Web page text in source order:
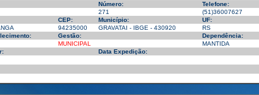
Número:
Telefone:
271
(51)36007627
CEP: Município:
UF:
94235000 GRAVATAI - IBGE - 430920
RS
Gestão:
Dependência:
MUNICIPAL
MANTIDA
Data Expedição: